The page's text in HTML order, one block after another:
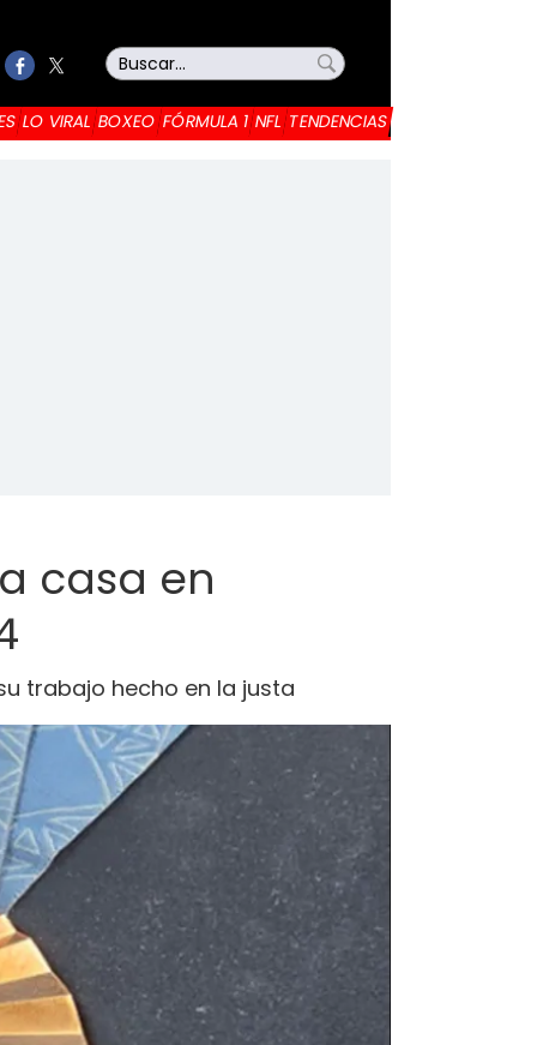
LO VIRAL BOXEO FÓRMULA 1 NFL TENDENCIAS
casa en
trabajo hecho en la justa